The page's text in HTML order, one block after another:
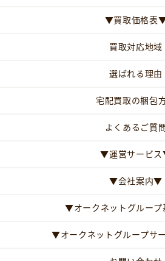
▼買取価格表
買取対応地域
選ばれる理由
宅配買取の梱包
よくあるご質
▼運営サービ
▼会社案内▼
▼オークネットグルー
▼オークネットグループサ